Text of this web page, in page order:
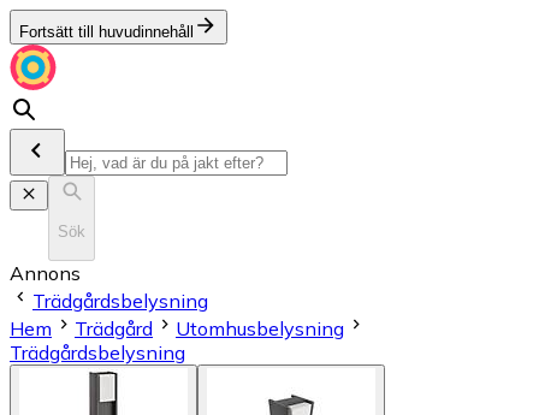
Fortsätt till huvudinnehåll
Sök
Annons
Trädgårdsbelysning
Hem
Trädgård
Utomhusbelysning
Trädgårdsbelysning